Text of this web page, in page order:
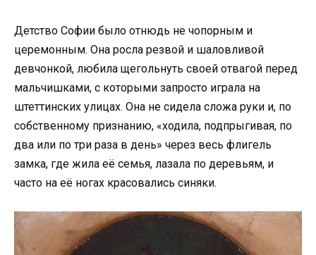
Детство Софии было отнюдь не чопорным и
церемонным. Она росла резвой и шаловливой
девчонкой, любила щегольнуть своей отвагой перед
мальчишками, с которыми запросто играла на
штеттинских улицах. Она не сидела сложа руки и, по
собственному признанию, «ходила, подпрыгивая, по
два или по три раза в день» через весь флигель
замка, где жила её семья, лазала по деревьям, и
часто на её ногах красовались синяки.